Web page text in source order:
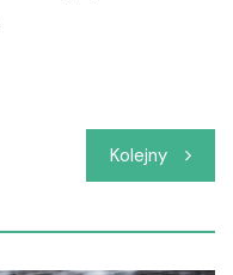
Kolejny